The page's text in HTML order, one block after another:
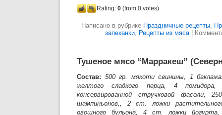
Rating: 0 (from 0 votes)
Написано в рубрике Праздничные рецепты,
запеканки, Рецепты из мяса|
Тушеное мясо “Марракеш”
Состав: 500 гр. мякоти свинины, 1
желтого сладкого перца, 4
консервированной стручковой фасоли,
шампиньонов,, 2 ст. ложки
овощного бульона, 4 ст. ложки